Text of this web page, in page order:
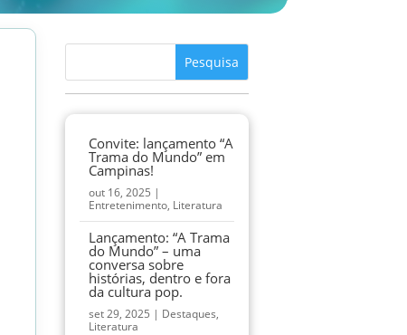
Convite: lançamento “A
Trama do Mundo” em
Campinas!
out 16, 2025 |
Entretenimento, Literatura
Lançamento: “A Trama
do Mundo” – uma
conversa sobre
histórias, dentro e fora
da cultura pop.
set 29, 2025 | Destaques,
Literatura